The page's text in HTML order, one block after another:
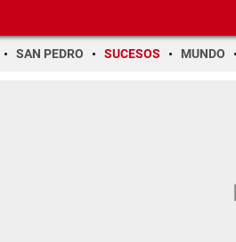
SAN PEDRO SUCESOS MUNDO